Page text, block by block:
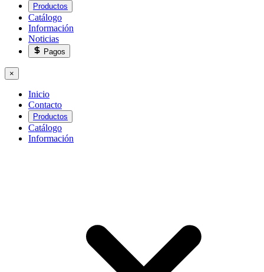
Productos
Catálogo
Información
Noticias
Pagos
×
Inicio
Contacto
Productos
Catálogo
Información